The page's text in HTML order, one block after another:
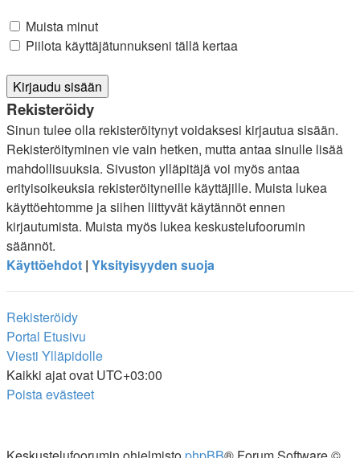
Muista minut
Piilota käyttäjätunnukseni tällä kertaa
Rekisteröidy
Sinun tulee olla rekisteröitynyt voidaksesi kirjautua sisään.
Rekisteröityminen vie vain hetken, mutta antaa sinulle lisää
mahdollisuuksia. Sivuston ylläpitäjä voi myös antaa
erityisoikeuksia rekisteröityneille käyttäjille. Muista lukea
käyttöehtomme ja siihen liittyvät käytännöt ennen
kirjautumista. Muista myös lukea keskustelufoorumin
säännöt.
Käyttöehdot | Yksityisyyden suoja
Rekisteröidy
Portal Etusivu
Viesti Ylläpidolle
Kaikki ajat ovat UTC+03:00
Poista evästeet